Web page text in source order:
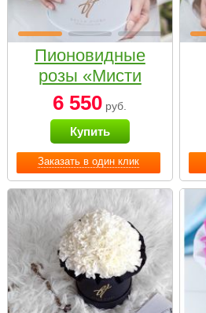
Заказать в один клик
Пионовидные
розы «Мисти
бабблс» в белой
коробке Small
6 550 руб.
Купить